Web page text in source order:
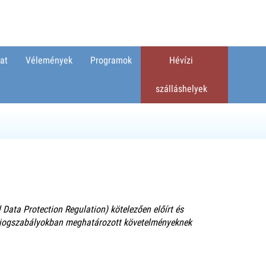
Vélemények Programok Hévízi
szálláshelyek
Data Protection Regulation) kötelezően előírt és
meghatározott követelményeknek